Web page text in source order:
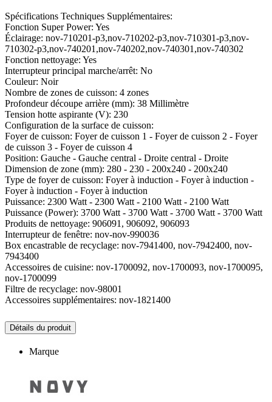
Spécifications Techniques Supplémentaires:
Fonction Super Power: Yes
Éclairage: nov-710201-p3,nov-710202-p3,nov-710301-p3,nov-
710302-p3,nov-740201,nov-740202,nov-740301,nov-740302
Fonction nettoyage: Yes
Interrupteur principal marche/arrêt: No
Couleur: Noir
Nombre de zones de cuisson: 4 zones
Profondeur découpe arrière (mm): 38 Millimètre
Tension hotte aspirante (V): 230
Configuration de la surface de cuisson:
Foyer de cuisson: Foyer de cuisson 1 - Foyer de cuisson 2 - Foyer
de cuisson 3 - Foyer de cuisson 4
Position: Gauche - Gauche central - Droite central - Droite
Dimension de zone (mm): 280 - 230 - 200x240 - 200x240
Type de foyer de cuisson: Foyer à induction - Foyer à induction -
Foyer à induction - Foyer à induction
Puissance: 2300 Watt - 2300 Watt - 2100 Watt - 2100 Watt
Puissance (Power): 3700 Watt - 3700 Watt - 3700 Watt - 3700 Watt
Produits de nettoyage: 906091, 906092, 906093
Interrupteur de fenêtre: nov-nov-990036
Box encastrable de recyclage: nov-7941400, nov-7942400, nov-
7943400
Accessoires de cuisine: nov-1700092, nov-1700093, nov-1700095,
nov-1700099
Filtre de recyclage: nov-98001
Accessoires supplémentaires: nov-1821400
Détails du produit
Marque